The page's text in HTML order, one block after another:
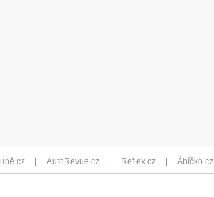
AutoRevue.cz Reflex.cz Ábíčko.cz